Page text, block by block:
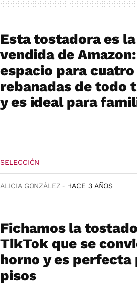
Esta tostadora es
vendida de
espacio para cuatro
rebanadas de todo
y es ideal para
SELECCIÓN
ALICIA GONZÁLEZ HACE 3 AÑOS
Fichamos la
TikTok que se
horno y es perfecta
pisos